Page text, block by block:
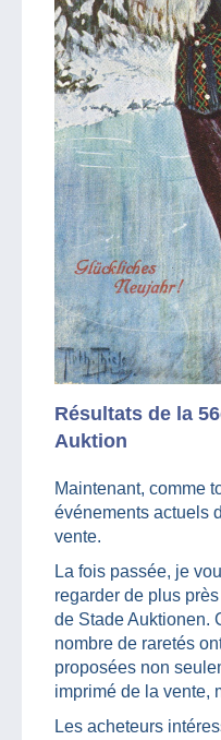
Résultats de la
Auktion
Maintenant, comme
événements actuels
vente.
La fois passée, je
regarder de plus
de Stade Auktionen.
nombre de raretés
proposées non
imprimé de la vente,
Les acheteurs